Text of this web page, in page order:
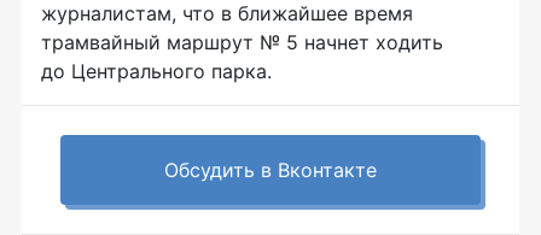
журналистам, что в ближайшее время
трамвайный маршрут № 5 начнет ходить
до Центрального парка.
Обсудить в Вконтакте